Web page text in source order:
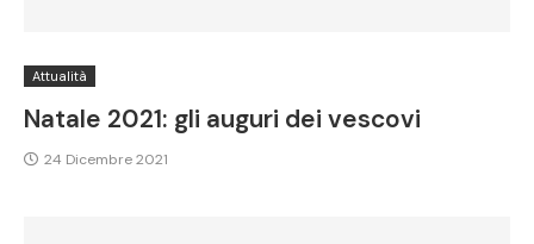
Attualità
Natale 2021: gli auguri dei vescovi
24 Dicembre 2021